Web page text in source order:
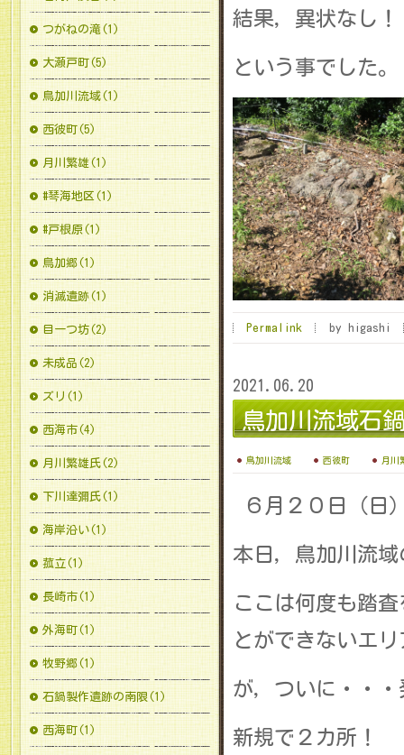
結果，異状なし！
という事でした。
Permalink by higashi
2021.06.20
鳥加川流域石
鳥加川流域 西彼町 月川
６月２０日（日
本日，鳥加川流
ここは何度も踏
とができないエ
が，ついに・・
新規で２カ所！
つがねの滝(1)
大瀬戸町(5)
鳥加川流域(1)
西彼町(5)
月川繁雄(1)
#琴海地区(1)
#戸根原(1)
鳥加郷(1)
消滅遺跡(1)
目一つ坊(2)
未成品(2)
ズリ(1)
西海市(4)
月川繁雄氏(2)
下川達彌氏(1)
海岸沿い(1)
菰立(1)
長崎市(1)
外海町(1)
牧野郷(1)
石鍋製作遺跡の南限(1)
西海町(1)